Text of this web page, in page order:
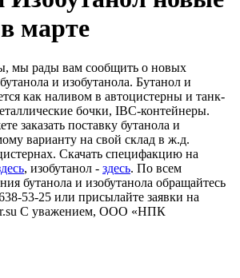
марте
мы рады вам сообщить о новых
и изобутанола. Бутанол и
как наливом в автоцистерны и танк-
бочки, IBC-контейнеры.
заказать поставку бутанола и
варианту на свой склад в ж.д.
Скачать специфакцию на
, изобутанол - здесь. По всем
бутанола и изобутанола обращайтесь
53-25 или присылайте заявки на
С уважением, ООО «НПК